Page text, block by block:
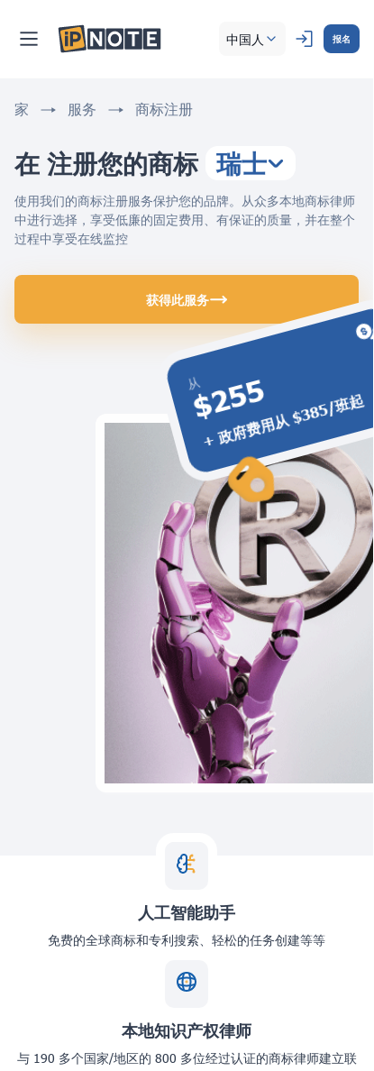
中国人 报名
家 服务 商标注册
在 注册您的商标 瑞士
从
$255
+ 政府费用从 $385/班起
使用我们的商标注册服务保护您的品牌。从众多本地商标律师
中进行选择，享受低廉的固定费用、有保证的质量，并在整个
过程中享受在线监控
获得此服务
人工智能助手
免费的全球商标和专利搜索、轻松的任务创建等等
本地知识产权律师
与 190 多个国家/地区的 800 多位经过认证的商标律师建立联